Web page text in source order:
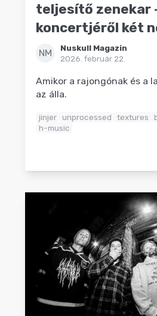
teljesítő zenekar
koncertjéről két
NM
Nuskull Magazin
2026. február 22.
Amikor a rajongónak és a
az álla.
jinjer unprocessed textures
h-music